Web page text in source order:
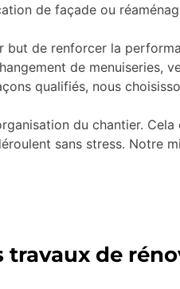
de façade ou
but de renforcer la
de
qualifiés, nous
du chantier.
sans stress. Notre
de